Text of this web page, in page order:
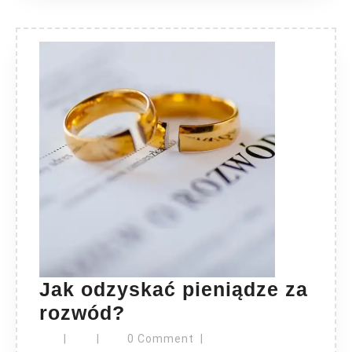
Jak odzyskać pieniądze za
rozwód?
odzyskać
0 Comment